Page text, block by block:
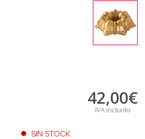
42,00€
IVA incluido
SIN STOCK